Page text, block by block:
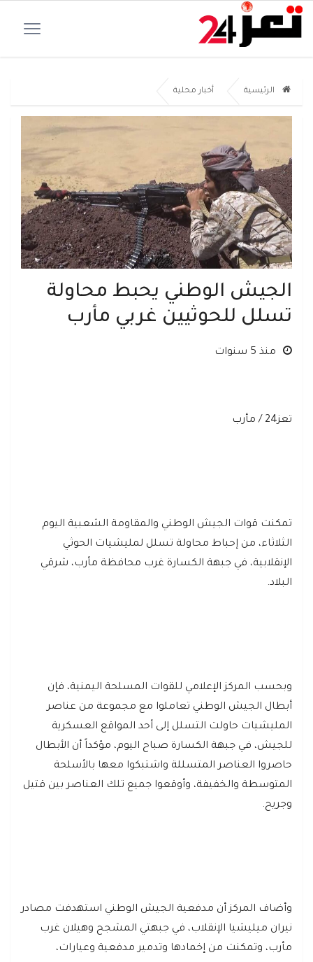
الرئيسية أخبار محلية
الجيش الوطني يحبط محاولة
تسلل للحوثيين غربي مأرب
منذ 5 سنوات
تعز24 / مأرب
تمكنت قوات الجيش الوطني والمقاومة الشعبية اليوم
الثلاثاء، من إحباط محاولة تسلل لمليشيات الحوثي
الإنقلابية، في جبهة الكسارة غرب محافظة مأرب، شرقي
البلاد.
وبحسب المركز الإعلامي للقوات المسلحة اليمنية، فإن
أبطال الجيش الوطني تعاملوا مع مجموعة من عناصر
المليشيات حاولت التسلل إلى أحد المواقع العسكرية
للجيش، في جبهة الكسارة صباح اليوم، مؤكداً أن الأبطال
حاصروا العناصر المتسللة واشتبكوا معها بالأسلحة
المتوسطة والخفيفة، وأوقعوا جميع تلك العناصر بين قتيل
وجريح.
وأضاف المركز أن مدفعية الجيش الوطني استهدفت مصادر
نيران ميليشيا الإنقلاب، في جبهتي المشجح وهيلان غرب
مأرب، وتمكنت من إخمادها وتدمير مدفعية وعيارات،